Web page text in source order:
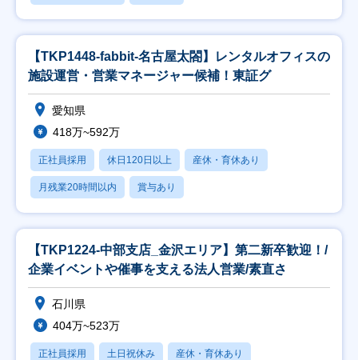
【TKP1448-fabbit-名古屋太閤】レンタルオフィスの
施設運営・営業マネージャー候補！東証グ
愛知県
418万~592万
正社員採用 休日120日以上 産休・育休あり
月残業20時間以内 賞与あり
【TKP1224-中部支店_金沢エリア】第二新卒歓迎！/
企業イベントや催事を支える法人営業/素直さ
石川県
404万~523万
正社員採用 土日祝休み 産休・育休あり